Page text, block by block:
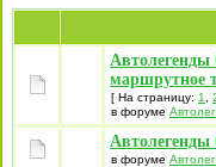
маршрутное
[ На страницу: 1
в форуме
в форуме